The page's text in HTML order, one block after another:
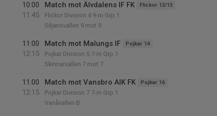
10:00
11:45
Match mot Älvdalens IF FK Flickor 12/13
Flickor Division 4 9-m Grp.1
Siljansvallen 9 mot 9
11:00
12:15
Match mot Malungs IF Pojkar 14
Pojkar Division 5 7-m Grp.1
Skinnarvallen 7 mot 7
11:00
12:15
Match mot Vansbro AIK FK Pojkar 16
Pojkar Division 7 7-m Grp.1
Vanåvallen B